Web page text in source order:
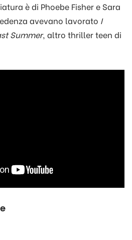
è di Phoebe Fisher e Sara
avevano lavorato I
Summer, altro thriller teen di